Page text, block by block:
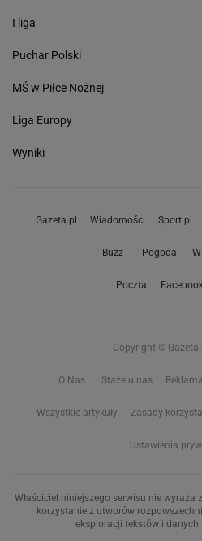
I liga
Puchar Polski
MŚ w Piłce Nożnej
Liga Europy
Wyniki
Gazeta.pl Wiadomości Sport.pl
Buzz Pogoda
Poczta
Copyright ©
O Nas Staże u nas Reklama
Wszystkie artykuły Zasady
Ustawienia
Właściciel niniejszego serwisu nie
korzystanie z utworów
eksploracji tekstów i